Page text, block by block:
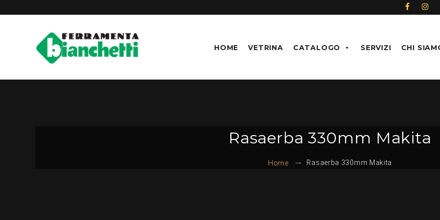
HOME VETRINA CATALOGO SERVIZI CHI
Rasaerba 330mm Makita
Home Rasaerba 330mm Makita